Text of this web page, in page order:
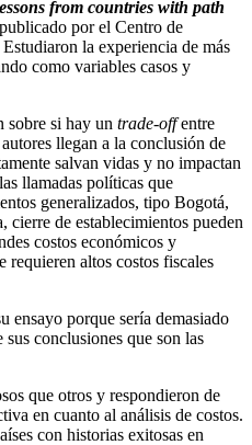
from countries with path
por el Centro de
la experiencia de más
como variables casos y
sobre si hay un trade-offentre
llegan a la conclusión de
salvan vidas y no impactan
llamadas políticas que
generalizados, tipo Bogotá,
cierre de establecimientos pueden
costos económicos y
requieren altos costos fiscales
ensayo porque sería demasiado
conclusiones que son las
que otros y respondieron de
en cuanto al análisis de costos.
con historias exitosas en